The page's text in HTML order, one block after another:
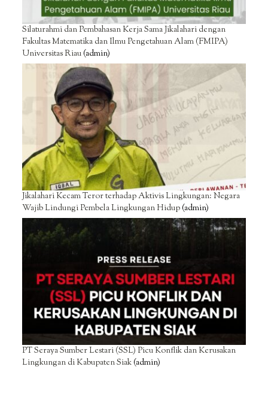
Silaturahmi dan Pembahasan Kerja Sama Jikalahari dengan
Fakultas Matematika dan Ilmu Pengetahuan Alam (FMIPA)
Universitas Riau(admin)
Jikalahari Kecam Teror terhadap Aktivis Lingkungan: Negara
Wajib Lindungi Pembela Lingkungan Hidup(admin)
PT Seraya Sumber Lestari (SSL) Picu Konflik dan Kerusakan
Lingkungan di Kabupaten Siak(admin)